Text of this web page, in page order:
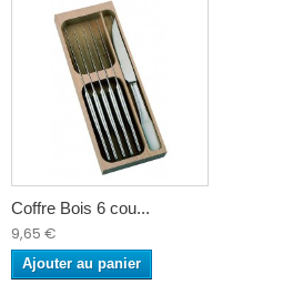
Coffre Bois 6 cou...
9,65 €
Ajouter au panier